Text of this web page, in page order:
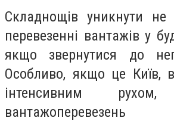
Складнощів уникнути не
перевезенні вантажів у
якщо звернутися до
Особливо, якщо це Київ,
інтенсивним